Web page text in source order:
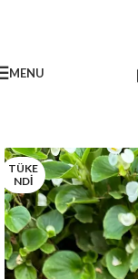
MENU
TÜKE
NDİ